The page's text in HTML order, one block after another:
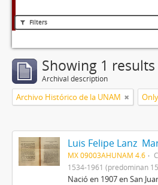
Filters
Showing 1 results
Archival description
Archivo Histórico de la UNAM
Luis Felipe Lanz
MX 09003AHUNAM 4.6
1534-1961 (predominan
Nació en 1907 en San